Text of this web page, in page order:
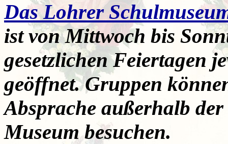
Das Lohrer
ist von Mittwoch bis
gesetzlichen Feiertagen
geöffnet. Gruppen
Absprache außerhalb
Museum besuchen.